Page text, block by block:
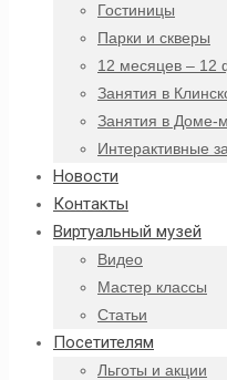
Гостиницы
Парки и скверы
12 месяцев – 12
Занятия в
Занятия в Доме-
Интерактивные
Новости
Контакты
Виртуальный музей
Видео
Мастер классы
Статьи
Посетителям
Льготы и акции